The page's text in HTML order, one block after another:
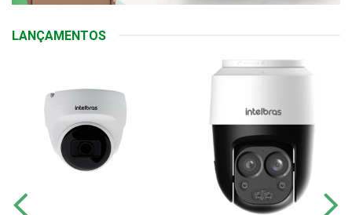
LANÇAMENTOS